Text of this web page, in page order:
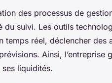
des processus de
du suivi. Les outils
temps réel, déclencher
Ainsi, l’entreprise
liquidités.